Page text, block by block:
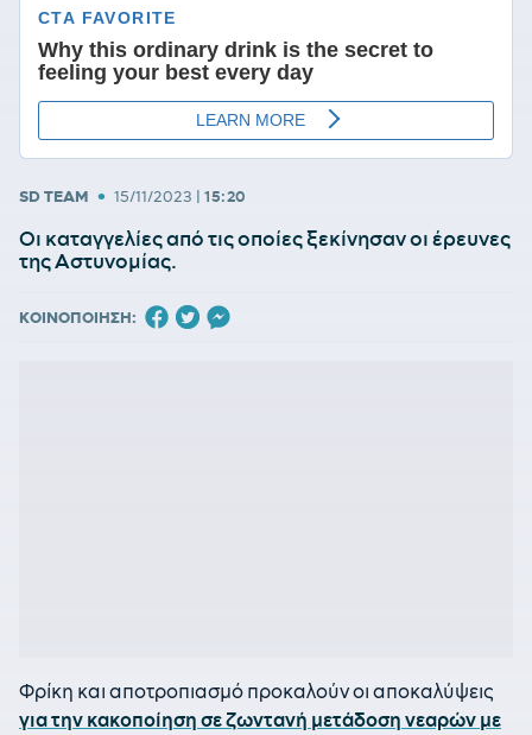
SD TEAM • 15/11/2023 | 15:20
Οι καταγγελίες από τις οποίες ξεκίνησαν οι έρευνες
της Αστυνομίας.
ΚΟΙΝΟΠΟΙΗΣΗ:
Φρίκη και αποτροπιασμό προκαλούν οι αποκαλύψεις
για την κακοποίηση σε ζωντανή μετάδοση νεαρών με